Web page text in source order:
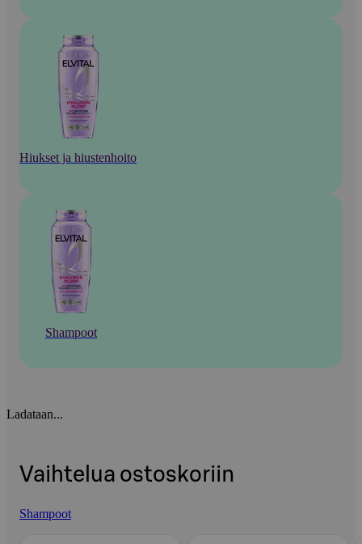
Hiukset ja hiustenhoito
Shampoot
Ladataan...
Vaihtelua ostoskoriin
Shampoot